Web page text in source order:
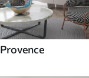
Provence